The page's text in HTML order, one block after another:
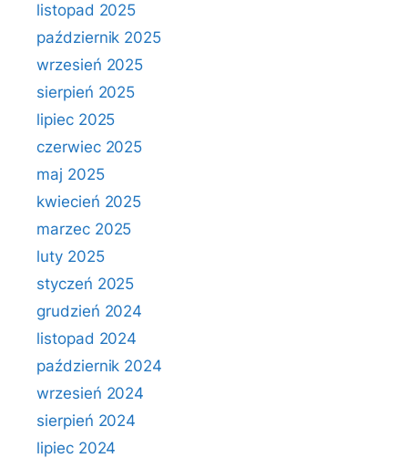
listopad 2025
październik 2025
wrzesień 2025
sierpień 2025
lipiec 2025
czerwiec 2025
maj 2025
kwiecień 2025
marzec 2025
luty 2025
styczeń 2025
grudzień 2024
listopad 2024
październik 2024
wrzesień 2024
sierpień 2024
lipiec 2024